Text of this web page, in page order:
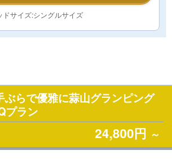
ドサイズ:シングルサイズ
ぶらで優雅に蒜山グランピング
プラン
24,800円 ～